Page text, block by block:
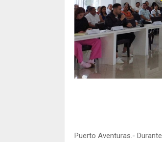
Puerto Aventuras.-